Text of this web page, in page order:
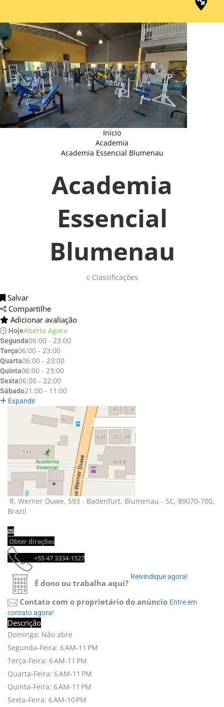
Início
Academia
Academia Essencial Blumenau
Academia
Essencial
Blumenau
0Classificações
Salvar
Compartilhe
Adicionar avaliação
HojeAberta Agora
Segunda06:00 - 23:00
Terça06:00 - 23:00
Quarta06:00 - 23:00
Quinta06:00 - 23:00
Sexta06:00 - 22:00
Sábado21:00 - 11:00
Expandir
R. Werner Duwe, 593 - Badenfurt, Blumenau - SC, 89070-700,
Brazil
Obter direções
+55 47 3334-1527
É dono ou trabalha aqui?
Reivindique agora!
Contato com o proprietário do anúncio Entre em
contato agora!
Descrição
Domingo: Não abre
Segunda-Feira: 6 AM-11 PM
Terça-Feira: 6 AM-11 PM
Quarta-Feira: 6 AM-11 PM
Quinta-Feira: 6 AM-11 PM
Sexta-Feira: 6 AM-10 PM